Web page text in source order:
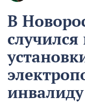
В
инвалиду